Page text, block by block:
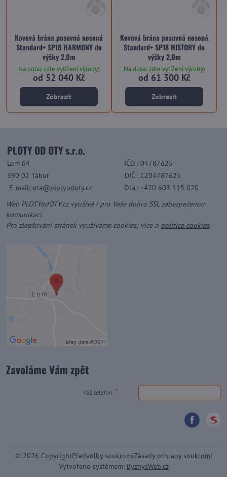
Kovová brána posuvná nesená
Standard+ SP18 HARMONY do
výšky 2,0m
Na dotaz (dle vytížení výroby)
od 52 040 Kč
Zobrazit
Kovová brána posuvná nesená
Standard+ SP18 HISTORY do
výšky 2,0m
Na dotaz (dle vytížení výroby)
od 61 300 Kč
Zobrazit
PLOTY OD OTY s.r.o.
Lom 64 IČO : 04787625
390 02 Tábor
DIČ : CZ04787625
E-mail: ota@plotyodoty.cz
Ota : +420 603 115 020
Web PLOTYodOTY.cz využívá i pro Vaše dobro SSL zabezpečenou
komunikaci.
Pro zlepšování stránek využíváme cookies; více o politice cookies.
Zavoláme Vám zpět
© 2026 CopyrightPředvolby soukromíZásady ochrany soukromí
Vytvořeno systémem: ByznysWeb.cz